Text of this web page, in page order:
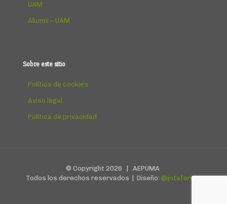
UAM
Alumni – UAM
Sobre este sitio
Política de cookies
Aviso legal
Política de privacidad
© Copyright 2026 | AEPUMA
Todos los derechos reservados | Diseño: @jotafermar